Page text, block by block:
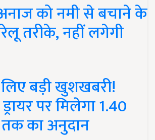
को नमी से बचाने के
तरीके, नहीं लगेगी
बड़ी खुशखबरी!
पर मिलेगा 1.40
का अनुदान